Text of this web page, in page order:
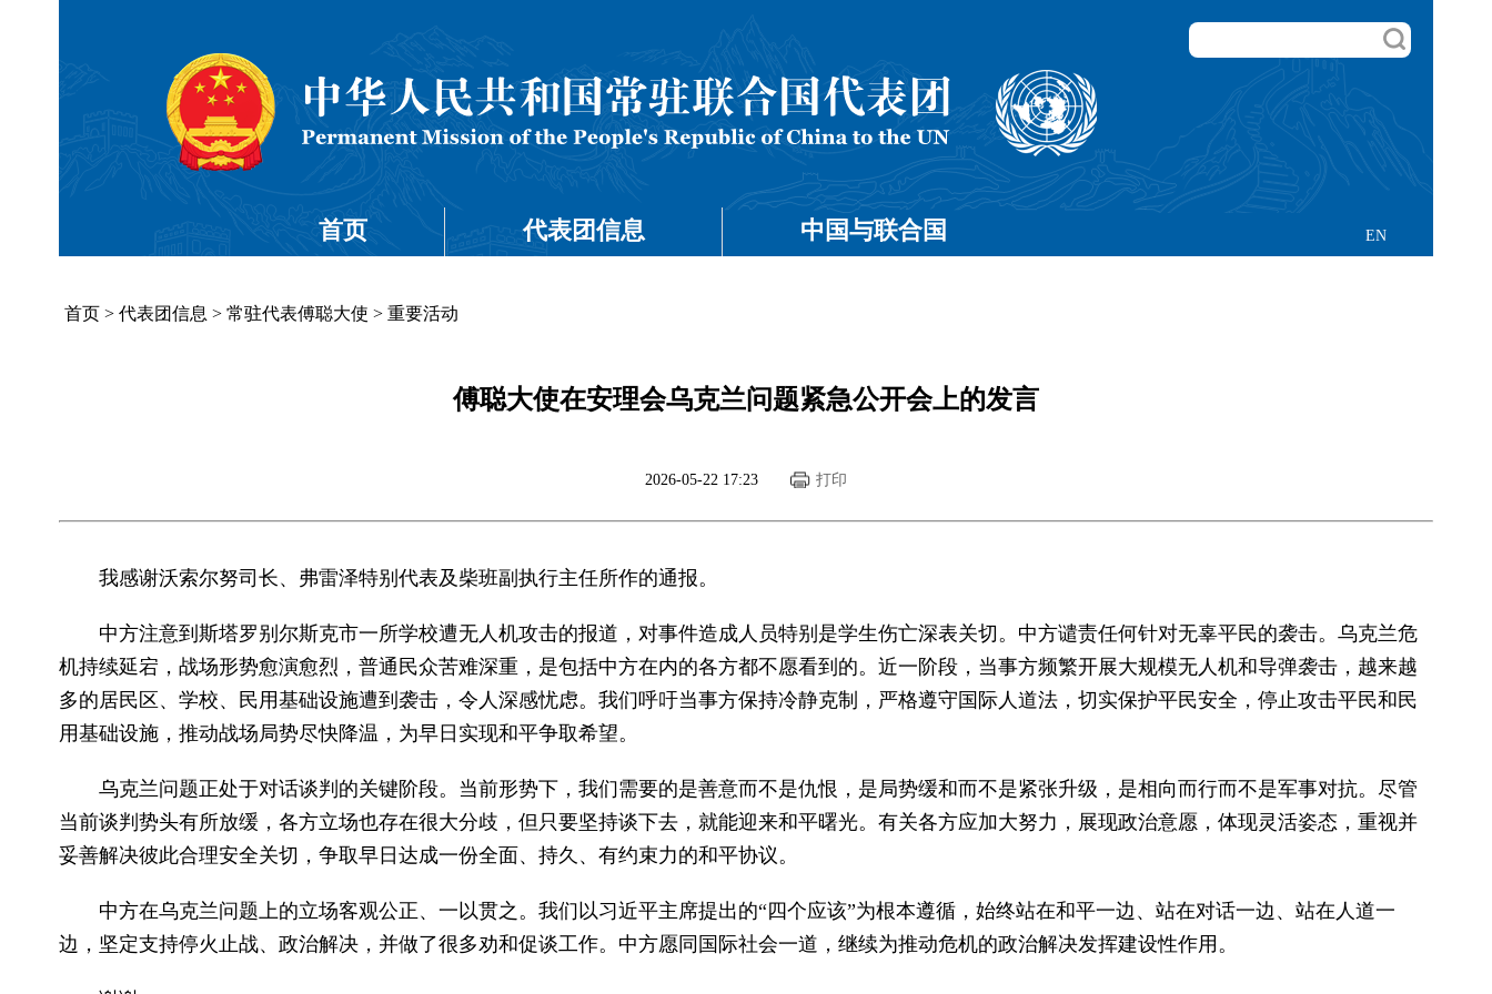
EN
首页 代表团信息 中国与联合国
首页 > 代表团信息 > 常驻代表傅聪大使 > 重要活动
傅聪大使在安理会乌克兰问题紧急公开会上的发言
2026-05-22 17:23 打印
我感谢沃索尔努司长、弗雷泽特别代表及柴班副执行主任所作的通报。
中方注意到斯塔罗别尔斯克市一所学校遭无人机攻击的报道，对事件造成人员特别是学生伤亡深表关切。中方谴责任何针对无辜平民的袭击。乌克兰危
机持续延宕，战场形势愈演愈烈，普通民众苦难深重，是包括中方在内的各方都不愿看到的。近一阶段，当事方频繁开展大规模无人机和导弹袭击，越来越
多的居民区、学校、民用基础设施遭到袭击，令人深感忧虑。我们呼吁当事方保持冷静克制，严格遵守国际人道法，切实保护平民安全，停止攻击平民和民
用基础设施，推动战场局势尽快降温，为早日实现和平争取希望。
乌克兰问题正处于对话谈判的关键阶段。当前形势下，我们需要的是善意而不是仇恨，是局势缓和而不是紧张升级，是相向而行而不是军事对抗。尽管
当前谈判势头有所放缓，各方立场也存在很大分歧，但只要坚持谈下去，就能迎来和平曙光。有关各方应加大努力，展现政治意愿，体现灵活姿态，重视并
妥善解决彼此合理安全关切，争取早日达成一份全面、持久、有约束力的和平协议。
中方在乌克兰问题上的立场客观公正、一以贯之。我们以习近平主席提出的“四个应该”为根本遵循，始终站在和平一边、站在对话一边、站在人道一
边，坚定支持停火止战、政治解决，并做了很多劝和促谈工作。中方愿同国际社会一道，继续为推动危机的政治解决发挥建设性作用。